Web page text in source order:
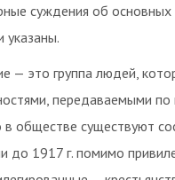
суждения об
указаны.
— это группа людей,
передаваемыми по
обществе существуют
до 1917 г. помимо